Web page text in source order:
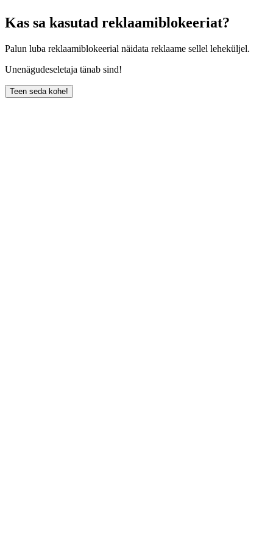
Kas sa kasutad reklaamiblokeeriat?
Palun luba reklaamiblokeerial näidata reklaame sellel leheküljel.
Unenägudeseletaja tänab sind!
Teen seda kohe!